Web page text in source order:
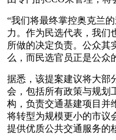
“我们将最终掌控奥克兰
力。作为民选代表，我们
所做的决定负责。公众其
么，而民选官员正是公众
据悉，该提案建议将大部
会，包括所有政策与规划
构，负责交通基建项目并
将转型为规模更小的市议
提供优质公共交通服务的